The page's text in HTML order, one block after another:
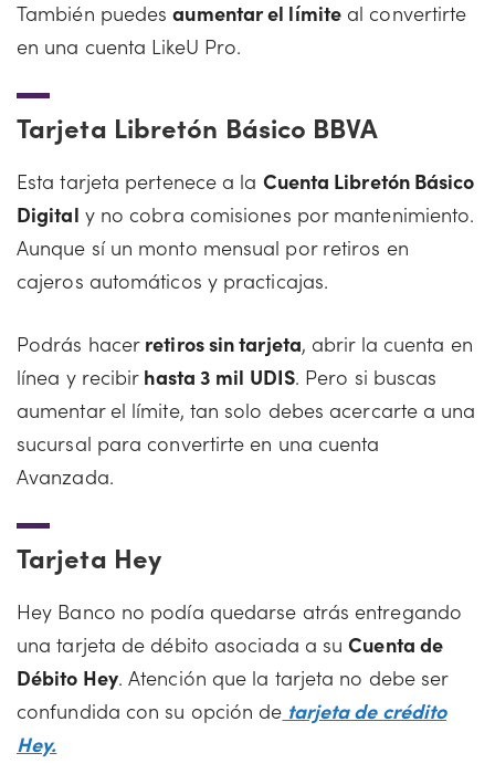
También puedesaumentar el límiteal convertirte
en una cuenta LikeU Pro.
Tarjeta Libretón Básico BBVA
Esta tarjeta pertenece a la Cuenta Libretón Básico
Digital y no cobra comisiones por mantenimiento.
Aunque sí un monto mensual por retiros en
cajeros automáticos y practicajas.
Podrás hacer retiros sin tarjeta, abrir la cuenta en
línea y recibir hasta 3 mil UDIS. Pero si buscas
aumentar el límite, tan solo debes acercarte a una
sucursal para convertirte en una cuenta
Avanzada.
Tarjeta Hey
Hey Banco no podía quedarse atrás entregando
una tarjeta de débito asociada a suCuenta de
Débito Hey. Atención que la tarjeta no debe ser
confundida con su opción de tarjeta de crédito
Hey.